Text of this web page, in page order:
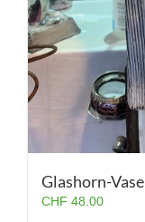
Glashorn-Vase
CHF 48.00